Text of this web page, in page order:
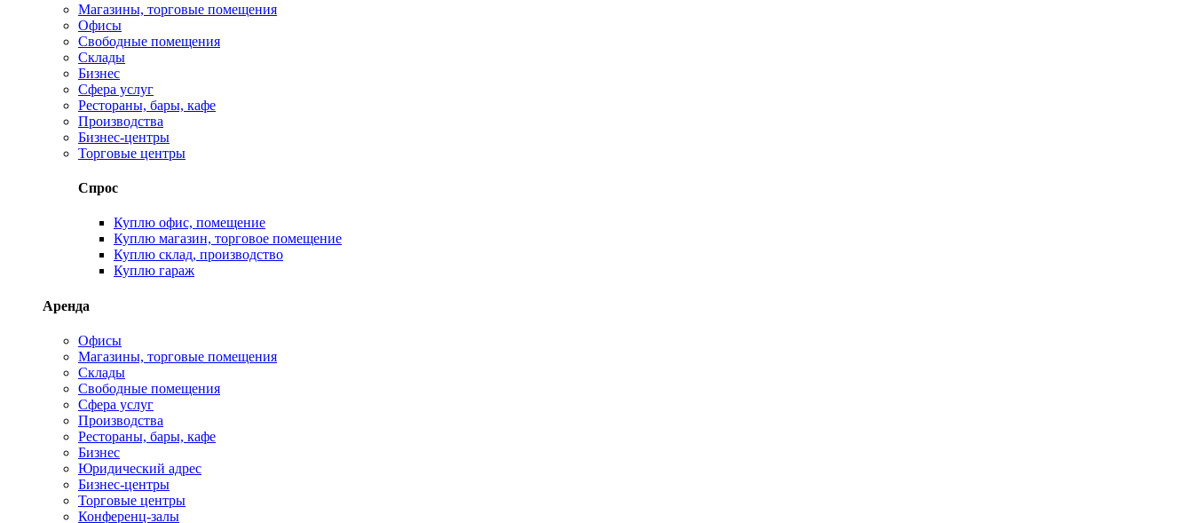
Магазины, торговые помещения
Офисы
Свободные помещения
Склады
Бизнес
Сфера услуг
Рестораны, бары, кафе
Производства
Бизнес-центры
Торговые центры
Спрос
Куплю офис, помещение
Куплю магазин, торговое помещение
Куплю склад, производство
Куплю гараж
Аренда
Офисы
Магазины, торговые помещения
Склады
Свободные помещения
Сфера услуг
Производства
Рестораны, бары, кафе
Бизнес
Юридический адрес
Бизнес-центры
Торговые центры
Конференц-залы